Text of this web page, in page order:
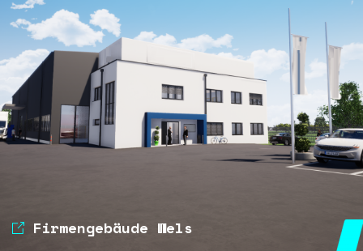
Firmengebäude Wels